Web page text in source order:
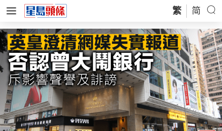
繁 简